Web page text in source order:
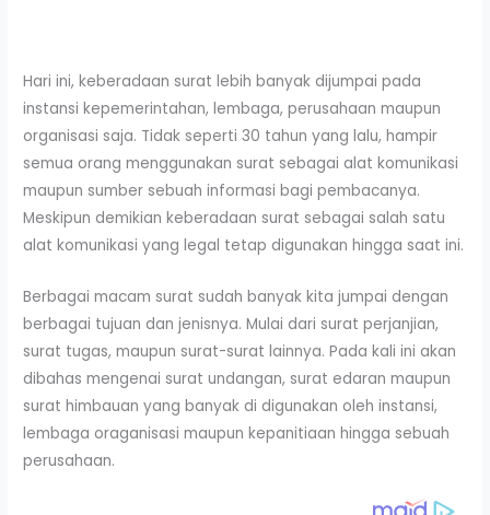
Hari ini, keberadaan surat lebih banyak dijumpai pada
instansi kepemerintahan, lembaga, perusahaan maupun
organisasi saja. Tidak seperti 30 tahun yang lalu, hampir
semua orang menggunakan surat sebagai alat komunikasi
maupun sumber sebuah informasi bagi pembacanya.
Meskipun demikian keberadaan surat sebagai salah satu
alat komunikasi yang legal tetap digunakan hingga saat ini.
Berbagai macam surat sudah banyak kita jumpai dengan
berbagai tujuan dan jenisnya. Mulai dari surat perjanjian,
surat tugas, maupun surat-surat lainnya. Pada kali ini akan
dibahas mengenai surat undangan, surat edaran maupun
surat himbauan yang banyak di digunakan oleh instansi,
lembaga oraganisasi maupun kepanitiaan hingga sebuah
perusahaan.